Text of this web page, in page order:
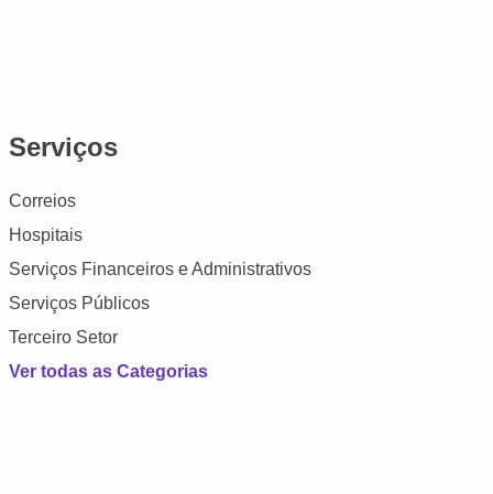
Serviços
Correios
Hospitais
Serviços Financeiros e Administrativos
Serviços Públicos
Terceiro Setor
Ver todas as Categorias